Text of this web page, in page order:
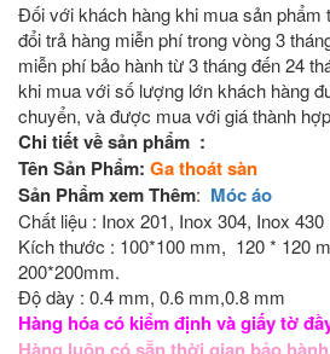
Đối với khách hàng khi mua sản phẩm
đổi trả hàng miễn phí trong vòng 3
miễn phí bảo hành từ 3 tháng đến 24
khi mua với số lượng lớn khách hàng
chuyển, và được mua với giá thành
Chi tiết về sản phẩm :
Tên Sản Phẩm: Ga thoát sàn
Sản Phẩm xem Thêm: Móc áo
Chất liệu : Inox 201, Inox 304, Inox 430
Kích thước : 100*100 mm, 120 * 120
200*200mm.
Độ dày : 0.4 mm, 0.6 mm,0.8 mm
Hàng hóa có kiểm định và giấy tờ